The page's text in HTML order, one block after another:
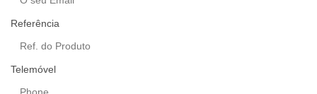
Referência
Telemóvel